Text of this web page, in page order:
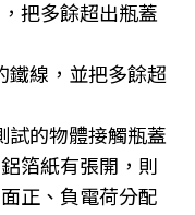
把多餘超出瓶蓋
鐵線，並把多餘超
試的物體接觸瓶蓋
箔紙有張開，則
正、負電荷分配